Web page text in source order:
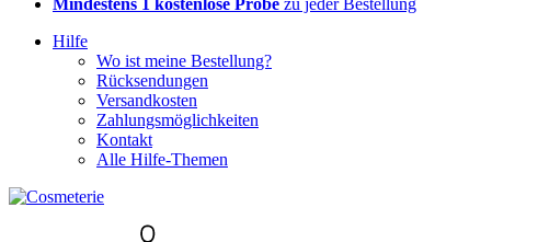
Mindestens 1 kostenlose Probe zu jeder Bestellung
Hilfe
Wo ist meine Bestellung?
Rücksendungen
Versandkosten
Zahlungsmöglichkeiten
Kontakt
Alle Hilfe-Themen